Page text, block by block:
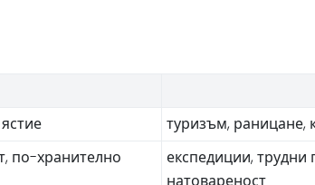
туризъм, раницане,
по-хранително
експедиции,
натовареност